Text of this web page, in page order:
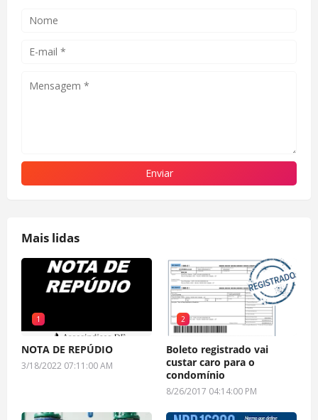
Mais lidas
1
NOTA DE REPÚDIO
3/18/2022 07:11:00 AM
2
Boleto registrado vai
custar caro para o
condomínio
8/26/2017 04:14:00 PM